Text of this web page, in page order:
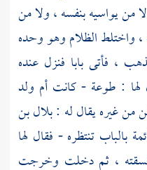
من يواسيه بنفسه ، ولا من
واختلط الظلام وهو وحده
، فأتى بابا فنزل عنده
: طوعة - كانت أم ولد
من غيره يقال له :بلال بن
بالباب تنتظره - فقال لها
، ثم دخلت وخرجت